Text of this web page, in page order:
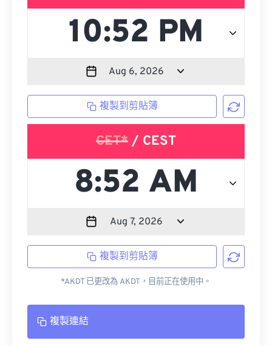
複製到剪貼簿
CET* / CEST
複製到剪貼簿
*AKDT 已更改為 AKDT，目前正在使用中。
複製連結